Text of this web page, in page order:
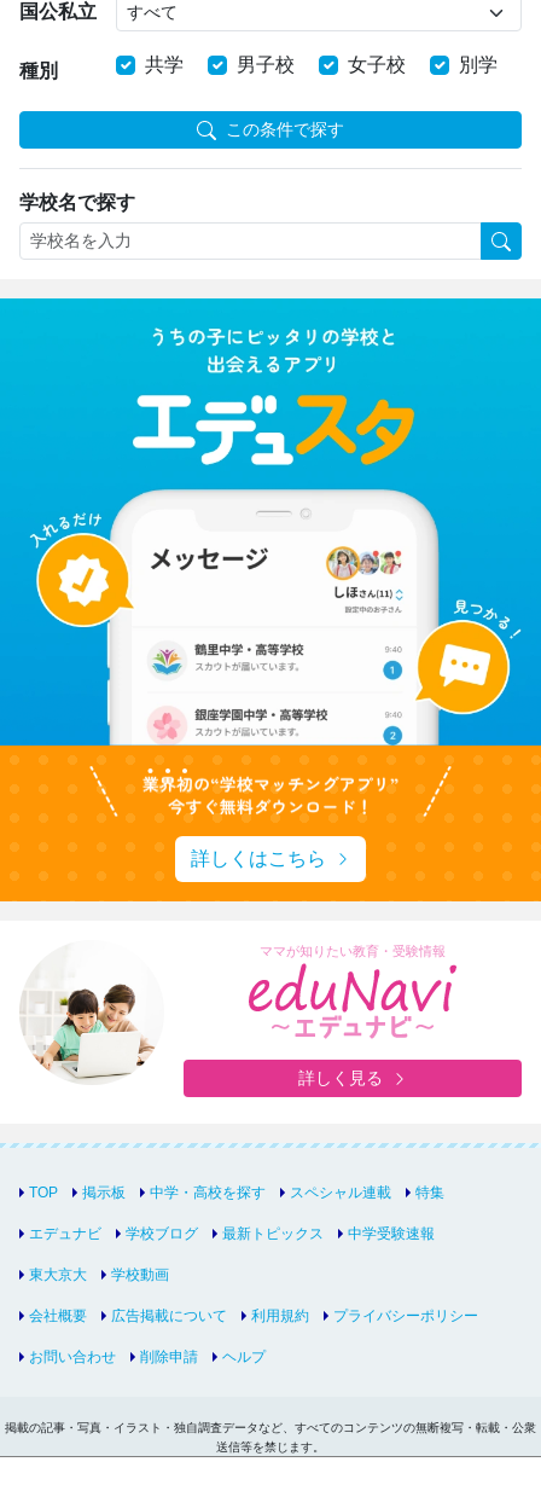
国公私立
種別 共学 男子校 女子校 別学
この条件で探す
学校名で探す
詳しくはこちら
ママが知りたい教育・受験情報
詳しく見る
TOP 掲示板 中学・高校を探す スペシャル連載 特集
エデュナビ 学校ブログ 最新トピックス 中学受験速報
東大京大 学校動画
会社概要 広告掲載について 利用規約 プライバシーポリシー
お問い合わせ 削除申請 ヘルプ
掲載の記事・写真・イラスト・独自調査データなど、すべてのコンテンツの無断複写・転載・公衆
送信等を禁じます。